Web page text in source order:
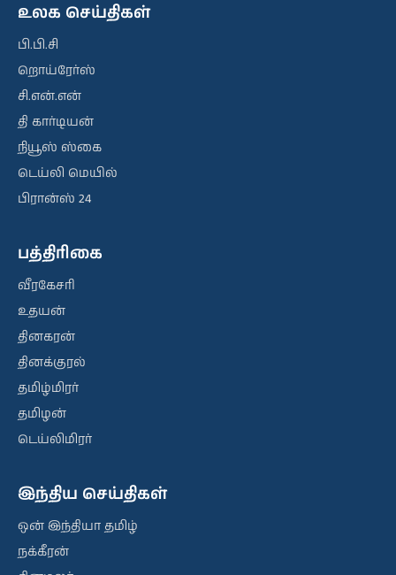
உலக செய்திகள்
பி.பி.சி
றொய்ரேர்ஸ்
சி.என்.என்
தி கார்டியன்
நியூஸ் ஸ்கை
டெய்லி மெயில்
பிரான்ஸ் 24
பத்திரிகை
வீரகேசரி
உதயன்
தினகரன்
தினக்குரல்
தமிழ்மிரர்
தமிழன்
டெய்லிமிரர்
இந்திய செய்திகள்
ஒன் இந்தியா தமிழ்
நக்கீரன்